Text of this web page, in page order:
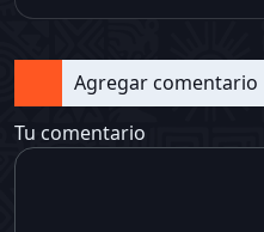
Agregar comentario
Tu comentario